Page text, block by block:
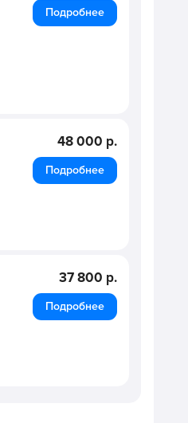
Подробнее
48 000 р.
Подробнее
37 800 р.
Подробнее